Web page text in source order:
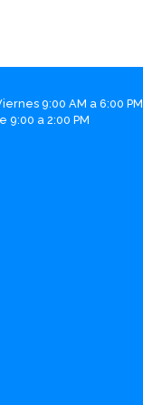
9:00 AM a 6:00 PM
9:00 a 2:00 PM